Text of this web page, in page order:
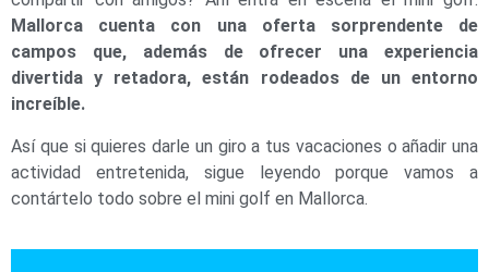
Mallorca cuenta con una oferta sorprendente de
campos que,
además de ofrecer una experiencia
divertida y retadora, están rodeados de un entorno
increíble.
Así que si quieres darle un giro a tus vacaciones o añadir una
actividad entretenida, sigue leyendo porque vamos a
contártelo todo sobre el mini golf en Mallorca.